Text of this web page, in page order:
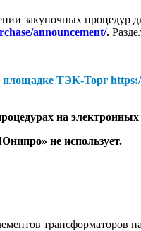
закупочных
announcement/.
площадке ТЭК-Торг
на
не использует.